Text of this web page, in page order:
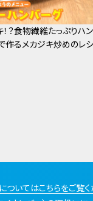
？食物繊維たっぷりハン
作るメカジキ炒めのレシ
いてはこちらをご覧く